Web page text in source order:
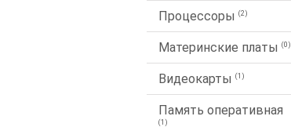
Процессоры (2)
Материнские платы (0)
Видеокарты (1)
Память оперативная
(1)